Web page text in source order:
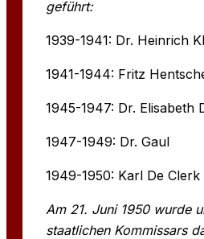
geführt:
1939-1941: Dr. Heinrich
1941-1944: Fritz
1945-1947: Dr. Elisabeth
1947-1949: Dr. Gaul
1949-1950: Karl De
Am 21. Juni 1950 wurde
staatlichen Kommissars